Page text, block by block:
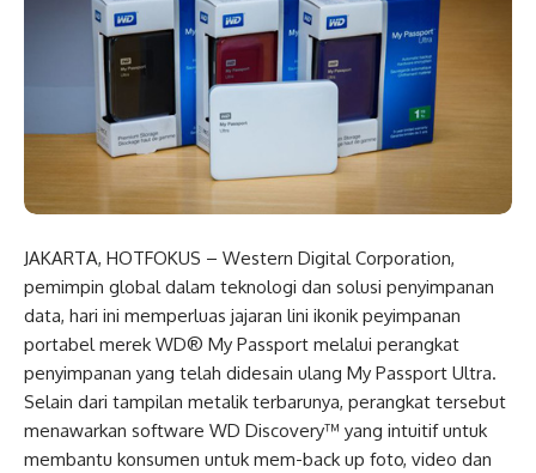
JAKARTA, HOTFOKUS – Western Digital Corporation,
pemimpin global dalam teknologi dan solusi penyimpanan
data, hari ini memperluas jajaran lini ikonik peyimpanan
portabel merek WD® My Passport melalui perangkat
penyimpanan yang telah didesain ulang My Passport Ultra.
Selain dari tampilan metalik terbarunya, perangkat tersebut
menawarkan software WD Discovery™ yang intuitif untuk
membantu konsumen untuk mem-back up foto, video dan